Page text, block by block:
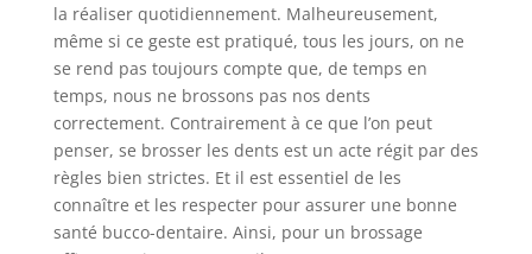
la réaliser quotidiennement. Malheureusement,
même si ce geste est pratiqué, tous les jours, on ne
se rend pas toujours compte que, de temps en
temps, nous ne brossons pas nos dents
correctement. Contrairement à ce que l’on peut
penser, se brosser les dents est un acte régit par des
règles bien strictes. Et il est essentiel de les
connaître et les respecter pour assurer une bonne
santé bucco-dentaire. Ainsi, pour un brossage